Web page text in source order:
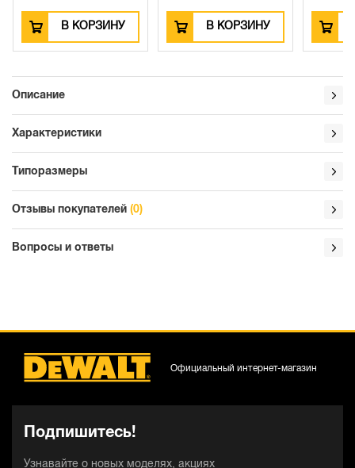
В КОРЗИНУ В КОРЗИНУ
Описание
Характеристики
Типоразмеры
Отзывы покупателей (0)
Вопросы и ответы
Подпишитесь!
Узнавайте о новых моделях, акциях
Официальный интернет-магазин